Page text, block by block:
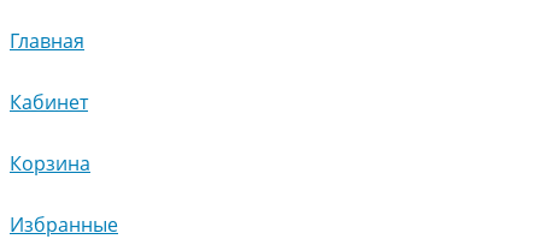
Главная
Кабинет
Корзина
Избранные